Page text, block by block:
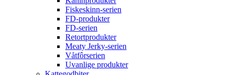
Fiskeskinn-serien
FD-produkter
FD-serien
Retortprodukter
Meaty Jerky-serien
Våtfôrserien
Uvanlige produkter